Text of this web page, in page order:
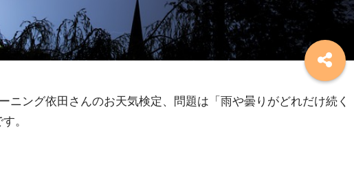
ニング依田さんのお天気検定、問題は「雨や曇りがどれだけ続く
。